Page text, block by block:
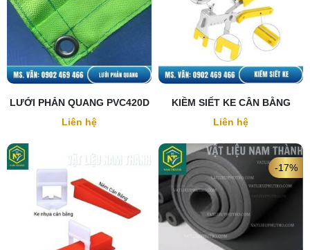
LƯỚI PHẢN QUANG PVC420D
Liên hệ
KIỀM SIẾT KE CÂN BẰNG
Liên hệ
-17%